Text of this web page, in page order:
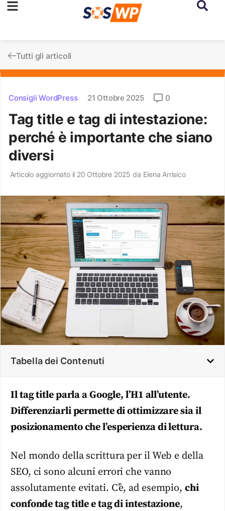
Tutti gli articoli
Consigli WordPress 21 Ottobre 2025 0
Tag title e tag di intestazione:
perché è importante che siano
diversi
Articolo aggiornato il 20 Ottobre 2025 da Elena Arrisico
Tabella dei Contenuti
Il tag title parla a Google, l’H1 all’utente.
Differenziarli permette di ottimizzare sia il
posizionamento che l’esperienza di lettura.
Nel mondo della scrittura per il Web e della
SEO, ci sono alcuni errori che vanno
assolutamente evitati. C’è, ad esempio, chi
confonde tag title e tag di intestazione,